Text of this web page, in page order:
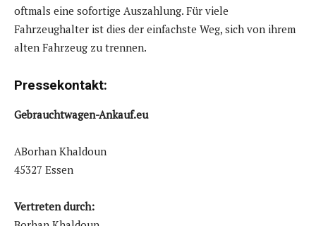
oftmals eine sofortige Auszahlung. Für viele
Fahrzeughalter ist dies der einfachste Weg, sich von ihrem
alten Fahrzeug zu trennen.
Pressekontakt:
Gebrauchtwagen-Ankauf.eu
ABorhan Khaldoun
45327 Essen
Vertreten durch: